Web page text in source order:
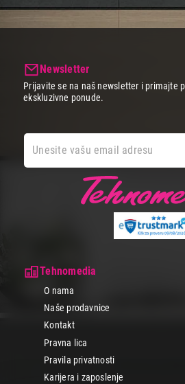
Tehnomedia
O nama
Naše prodavnice
Kontakt
Pravna lica
Pravila privatnosti
Karijera i zaposlenje
Newsletter
Prijavite se na naš newsletter i primajte
ekskluzivne ponude.